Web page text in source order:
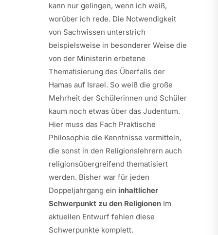
kann nur gelingen, wenn ich weiß,
worüber ich rede. Die Notwendigkeit
von Sachwissen unterstrich
beispielsweise in besonderer Weise die
von der Ministerin erbetene
Thematisierung des Überfalls der
Hamas auf Israel. So weiß die große
Mehrheit der Schülerinnen und Schüler
kaum noch etwas über das Judentum.
Hier muss das Fach Praktische
Philosophie die Kenntnisse vermitteln,
die sonst in den Religionslehrern auch
religionsübergreifend thematisiert
werden. Bisher war für jeden
Doppeljahrgang ein inhaltlicher
Schwerpunkt zu den ReligionenIm
aktuellen Entwurf fehlen diese
Schwerpunkte komplett.